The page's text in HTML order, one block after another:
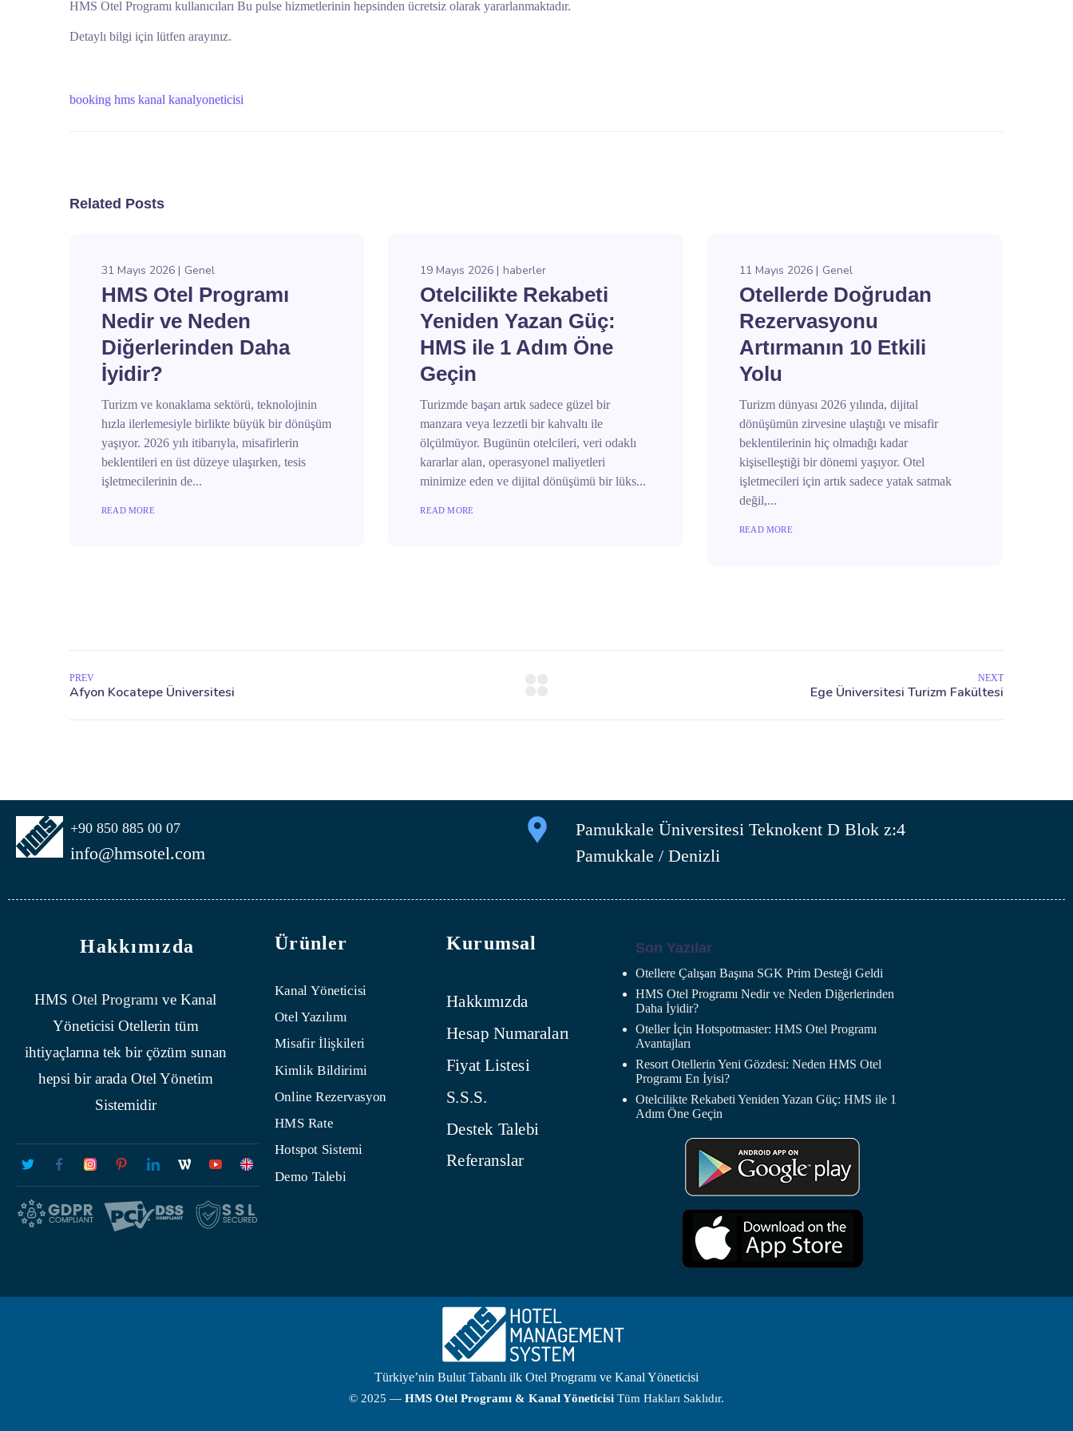
HMS Otel Programı kullanıcıları Bu pulse hizmetlerinin hepsinden ücretsiz olarak yararlanmaktadır.
Detaylı bilgi için lütfen arayınız.
booking hms kanal kanalyoneticisi
Related Posts
31 Mayıs 2026 Genel
HMS Otel Programı
Nedir ve Neden
Diğerlerinden Daha
İyidir?
Turizm ve konaklama sektörü, teknolojinin
hızla ilerlemesiyle birlikte büyük bir dönüşüm
yaşıyor. 2026 yılı itibarıyla, misafirlerin
beklentileri en üst düzeye ulaşırken, tesis
işletmecilerinin de...
READ MORE
19 Mayıs 2026 haberler
Otelcilikte Rekabeti
Yeniden Yazan Güç:
HMS ile 1 Adım Öne
Geçin
Turizmde başarı artık sadece güzel bir
manzara veya lezzetli bir kahvaltı ile
ölçülmüyor. Bugünün otelcileri, veri odaklı
kararlar alan, operasyonel maliyetleri
minimize eden ve dijital dönüşümü bir lüks...
READ MORE
11 Mayıs 2026 Genel
Otellerde Doğrudan
Rezervasyonu
Artırmanın 10 Etkili
Yolu
Turizm dünyası 2026 yılında, dijital
dönüşümün zirvesine ulaştığı ve misafir
beklentilerinin hiç olmadığı kadar
kişiselleştiği bir dönemi yaşıyor. Otel
işletmecileri için artık sadece yatak satmak
değil,...
READ MORE
PREV NEXT
+90 850 885 00 07
info@hmsotel.com
Pamukkale Üniversitesi Teknokent D Blok z:4
Pamukkale / Denizli
Hakkımızda
HMSOtel Programı ve Kanal
Yöneticisi Otellerin tüm
ihtiyaçlarına tek bir çözüm sunan
hepsi bir arada Otel Yönetim
Sistemidir
Ürünler
Kanal Yöneticisi
Otel Yazılımı
Misafir İlişkileri
Kimlik Bildirimi
Online Rezervasyon
HMS Rate
Hotspot Sistemi
Demo Talebi
Kurumsal
Hakkımızda
Hesap Numaraları
Fiyat Listesi
S.S.S.
Destek Talebi
Referanslar
Son Yazılar
Otellere Çalışan Başına SGK Prim Desteği Geldi
HMS Otel Programı Nedir ve Neden Diğerlerinden
Daha İyidir?
Oteller İçin Hotspotmaster: HMS Otel Programı
Avantajları
Resort Otellerin Yeni Gözdesi: Neden HMS Otel
Programı En İyisi?
Otelcilikte Rekabeti Yeniden Yazan Güç: HMS ile 1
Adım Öne Geçin
Türkiye’nin Bulut Tabanlı ilk Otel Programı ve Kanal Yöneticisi
© 2025 — HMS Otel Programı & Kanal Yöneticisi Tüm Hakları Saklıdır.